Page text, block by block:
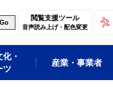
Go
閲覧支援ツール
音声読み上げ・配色変更
・
ツ
産業・事業者